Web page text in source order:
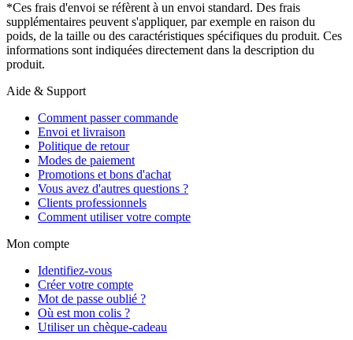
*Ces frais d'envoi se réfèrent à un envoi standard. Des frais
supplémentaires peuvent s'appliquer, par exemple en raison du
poids, de la taille ou des caractéristiques spécifiques du produit. Ces
informations sont indiquées directement dans la description du
produit.
Aide & Support
Comment passer commande
Envoi et livraison
Politique de retour
Modes de paiement
Promotions et bons d'achat
Vous avez d'autres questions ?
Clients professionnels
Comment utiliser votre compte
Mon compte
Identifiez-vous
Créer votre compte
Mot de passe oublié ?
Où est mon colis ?
Utiliser un chèque-cadeau